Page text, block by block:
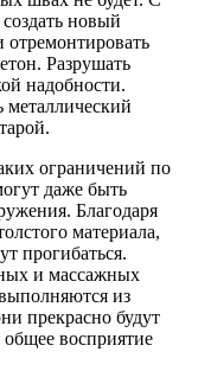
новый
Разрушать
надобности.
металлический
ограничений по
даже быть
Благодаря
материала,
прогибаться.
и массажных
из
прекрасно будут
общее восприятие